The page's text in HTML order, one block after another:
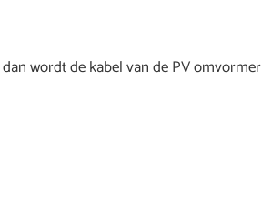
wordt de kabel van de PV omvormer